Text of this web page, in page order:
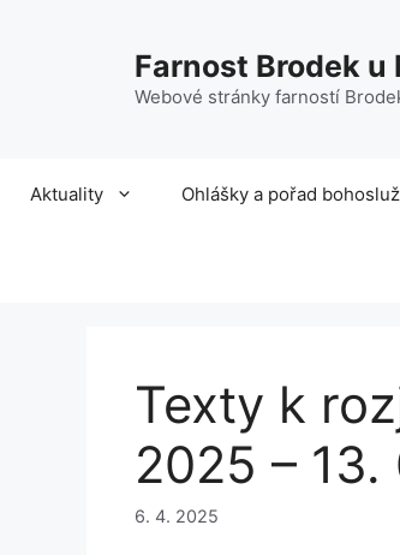
Farnost Brodek u
Webové stránky farností
Aktuality Ohlášky a pořad
Texty k
2025 –
6. 4. 2025